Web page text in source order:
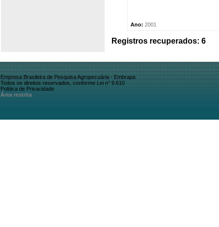
Ano: 2001
Registros recuperados: 6
Empresa Brasileira de Pesquisa Agropecuária - Embrapa
Todos os direitos reservados, conforme Lei n° 9.610
Política de Privacidade
Área restrita